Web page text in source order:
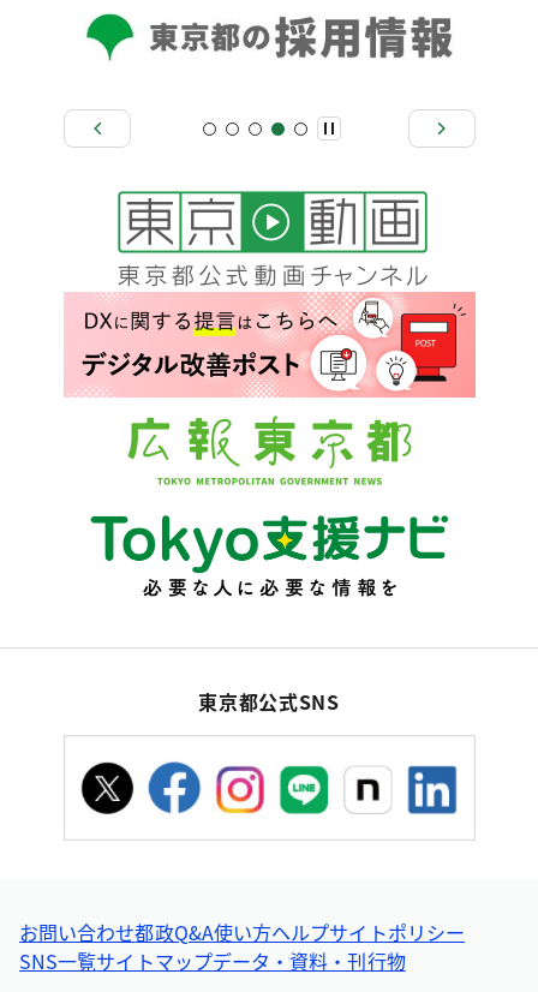
東京都公式SNS
お問い合わせ都政Q&A使い方ヘルプサイトポリシー
SNS一覧サイトマップデータ・資料・刊行物